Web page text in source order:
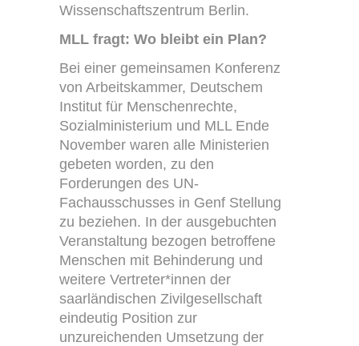
Wissenschaftszentrum Berlin.
MLL fragt: Wo bleibt ein Plan?
Bei einer gemeinsamen Konferenz
von Arbeitskammer, Deutschem
Institut für Menschenrechte,
Sozialministerium und MLL Ende
November waren alle Ministerien
gebeten worden, zu den
Forderungen des UN-
Fachausschusses in Genf Stellung
zu beziehen. In der ausgebuchten
Veranstaltung bezogen betroffene
Menschen mit Behinderung und
weitere Vertreter*innen der
saarländischen Zivilgesellschaft
eindeutig Position zur
unzureichenden Umsetzung der